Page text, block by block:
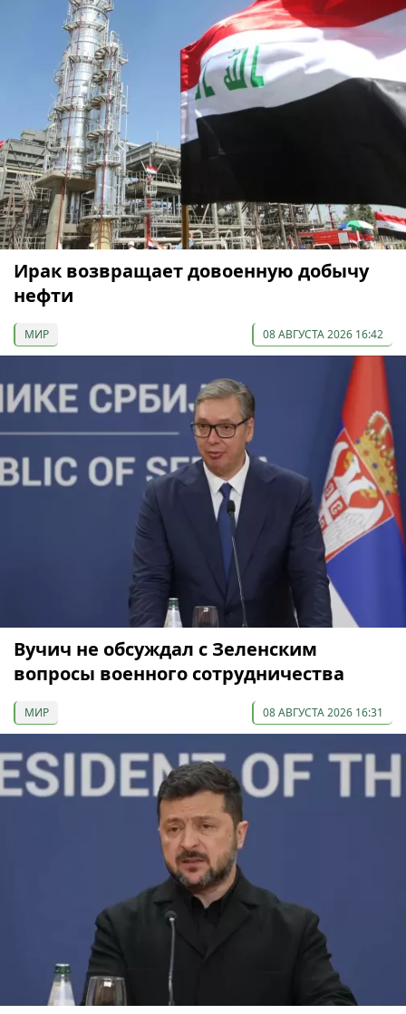
Ирак возвращает довоенную добычу
нефти
МИР 08 АВГУСТА 2026 16:42
Вучич не обсуждал с Зеленским
вопросы военного сотрудничества
МИР 08 АВГУСТА 2026 16:31